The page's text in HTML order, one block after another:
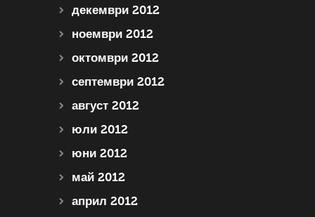
декември 2012
ноември 2012
октомври 2012
септември 2012
август 2012
юли 2012
юни 2012
май 2012
април 2012